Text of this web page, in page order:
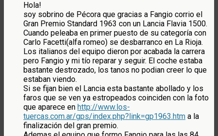
Hola!
soy sobrino de Pécora que gracias a Fangio corrio el
Gran Premio Standard 1963 con un Lancia Flavia 1500.
Cuando peleaba en primer puesto de su categoría con
Carlo Facetti(alfa romeo) se desbarranco en La Rioja.
Los italianos del equipo dieron por acabada la carrera
pero Fangio y mi tío reparar y seguir. El coche estaba
bastante destrozado, los tanos no podian creer lo que
estaban viendo.
Si se fijan bien el Lancia esta bastante abollado y los
faros que se ven ya estropeados coinciden con la foto
que aparece en http://www.los-
tuercas.com.ar/gps/index.php?link=gp1963.htm a la
finalización del gran premio.